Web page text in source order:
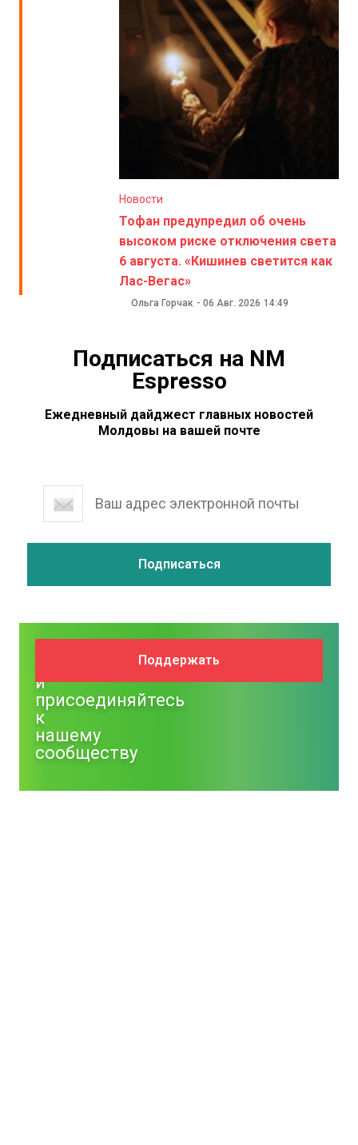
Новости
Тофан предупредил об очень
высоком риске отключения света
6 августа. «Кишинев светится как
Лас-Вегас»
Ольга Горчак - 06 Авг. 2026 14:49
Подписаться на NM
Espresso
Ежедневный дайджест главных новостей
Молдовы на вашей почте
и
присоединяйтесь
к
нашему
сообществу
Поддержать